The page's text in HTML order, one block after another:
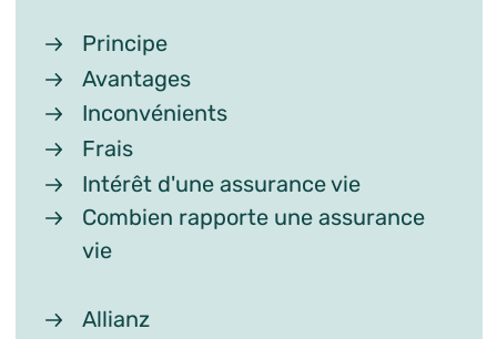
Principe
Avantages
Inconvénients
Frais
Intérêt d'une assurance vie
Combien rapporte une assurance
vie
Allianz